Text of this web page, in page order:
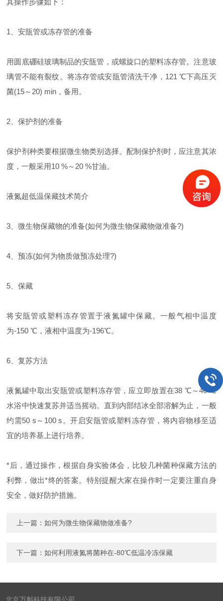
其操作步骤如下：
1、安瓿管或冻存管的准备
用圆底硼硅玻璃制品的安瓿管，或螺旋口的塑料冻存管。注意玻
璃管不能有裂纹。将冻存管或安瓿管清洗干净，121 ℃下高压灭
菌(15～20) min，备用。
2、保护剂的准备
保护剂种类要根据微生物类别选择。配制保护剂时，应注意其浓
度，一般采用10 %～20 %甘油。
液氮超低温保藏技术简介
3、微生物保藏物的准备(如何为微生物保藏物做准备?)
4、预冻(如何为物质做预冻处理?)
5、保藏
将安瓿管或塑料冻存管置于液氮罐中保藏。一般气相中温度
为-150 ℃，液相中温度为-196℃。
6、复苏方法
液氮罐中取出安瓿管或塑料冻存管，应立即放置在38 ℃～40 ℃
水浴中快速复苏并适当摇动。直到内部结冰全部溶解为止，一般
约需50 s～100 s。开启安瓿管或塑料冻存管，将内容物移至适
宜的培养基上进行培养。
*后，通过操作，根据自身实验体会，比较几种菌种保藏方法的
利弊，做出*终的答案。特别提醒大家在操作时一定要注重自身
安全，做好防护措施。
上一篇：如何为微生物保藏物做准备?
下一篇：如何利用液氮将菌种在-80℃低温冷冻保藏